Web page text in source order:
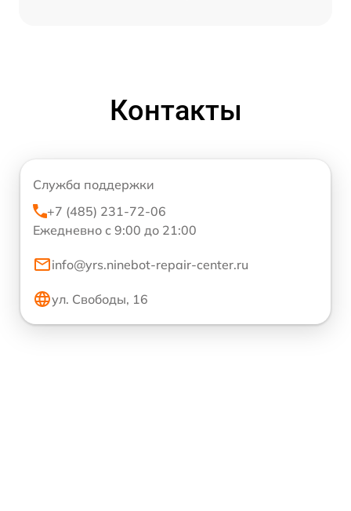
Контакты
Служба поддержки
+7 (485) 231-72-06
Ежедневно с 9:00 до 21:00
info@yrs.ninebot-repair-center.ru
ул. Свободы, 16